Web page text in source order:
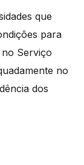
que
para
Serviço
no
dos